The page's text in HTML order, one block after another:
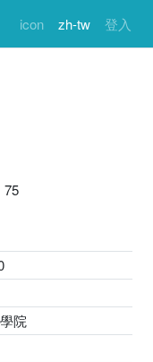
icon zh-tw 登入
75
院